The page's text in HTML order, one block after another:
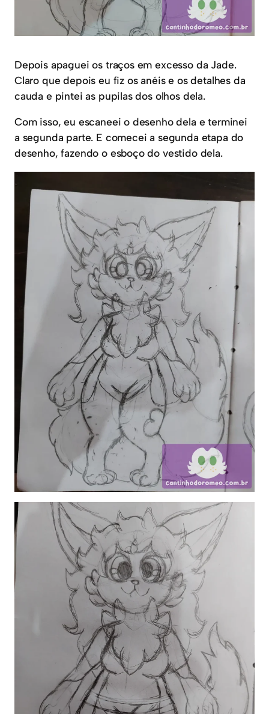
Depois apaguei os traços em excesso da Jade.
Claro que depois eu fiz os anéis e os detalhes da
cauda e pintei as pupilas dos olhos dela.
Com isso, eu escaneei o desenho dela e terminei
a segunda parte. E comecei a segunda etapa do
desenho, fazendo o esboço do vestido dela.